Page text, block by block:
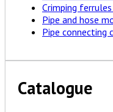
Crimping
Pipe and hose
Pipe connecting
Catalogue